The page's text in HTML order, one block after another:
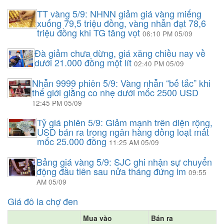
TT vàng 5/9: NHNN giảm giá vàng miếng
xuống 79,5 triệu đồng, vàng nhẫn đạt 78,6
triệu đồng khi TG tăng vọt06:10 PM 05/09
Đà giảm chưa dừng, giá xăng chiều nay về
dưới 21.000 đồng một lít 02:40 PM 05/09
Nhẫn 9999 phiên 5/9: Vàng nhẫn “bế tắc” khi
thế giới giằng co nhẹ dưới mốc 2500 USD
12:45 PM 05/09
Tỷ giá phiên 5/9: Giảm mạnh trên diện rộng,
USD bán ra trong ngân hàng đồng loạt mất
mốc 25.000 đồng 11:25 AM 05/09
Bảng giá vàng 5/9: SJC ghi nhận sự chuyển
động đầu tiên sau nửa tháng đứng im09:55
AM 05/09
Giá đô la chợ đen
Mua vào Bán ra